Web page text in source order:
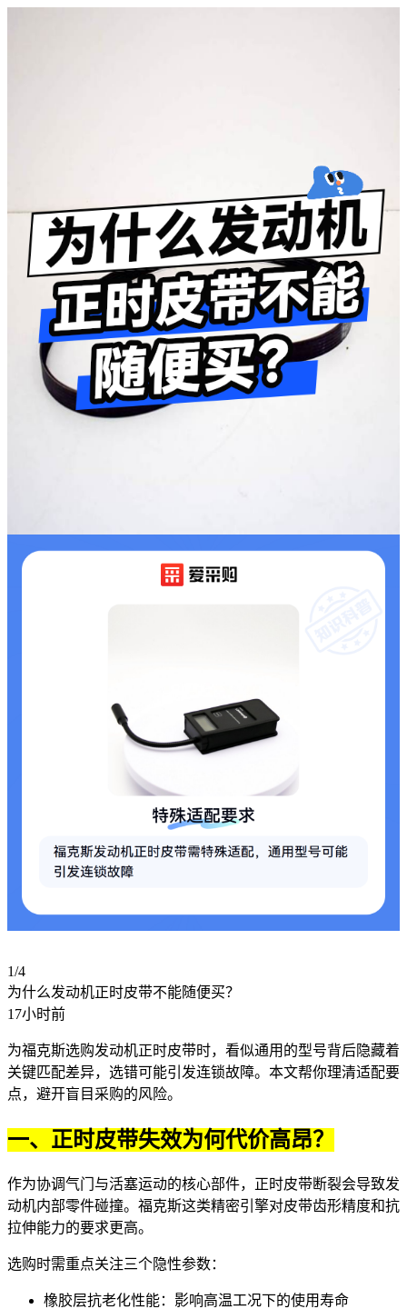
1/4
为什么发动机正时皮带不能随便买？
17小时前
为福克斯选购发动机正时皮带时，看似通用的型号背后隐藏着
关键匹配差异，选错可能引发连锁故障。本文帮你理清适配要
点，避开盲目采购的风险。
一、正时皮带失效为何代价高昂？
作为协调气门与活塞运动的核心部件，正时皮带断裂会导致发
动机内部零件碰撞。福克斯这类精密引擎对皮带齿形精度和抗
拉伸能力的要求更高。
选购时需重点关注三个隐性参数：
橡胶层抗老化性能：影响高温工况下的使用寿命